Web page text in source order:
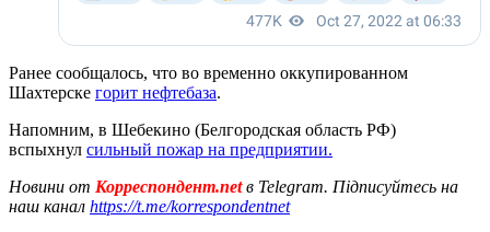
Ранее сообщалось, что во временно оккупированном
Шахтерске горит нефтебаза.
Напомним, в Шебекино (Белгородская область РФ)
вспыхнул сильный пожар на предприятии.
Новини от Корреспондент.netв Telegram. Підписуйтесь на
наш канал https://t.me/korrespondentnet